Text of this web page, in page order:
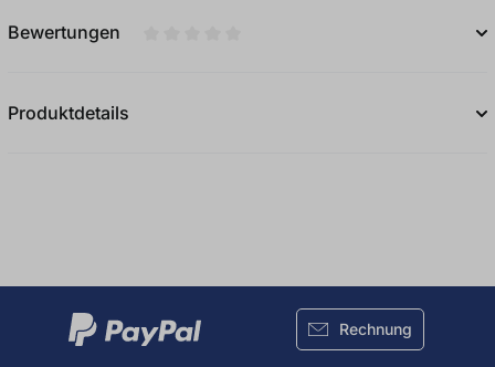
Bewertungen
Produktdetails
Rechnung